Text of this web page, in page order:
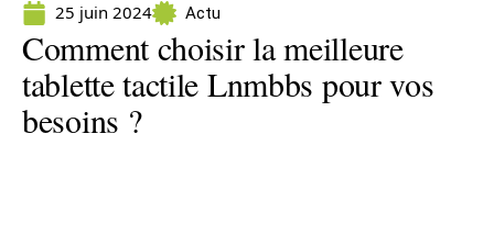
25 juin 2024 Actu
Comment choisir la meilleure
tablette tactile Lnmbbs pour vos
besoins ?